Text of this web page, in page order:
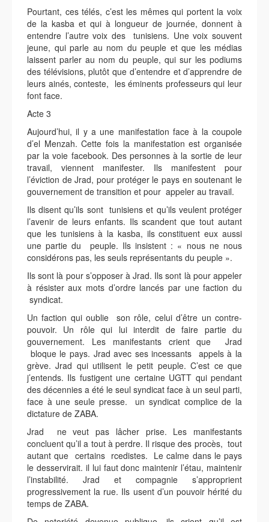
Pourtant, ces télés, c’est les mêmes qui portent la voix
de la kasba et qui à longueur de journée, donnent à
entendre l’autre voix des tunisiens. Une voix souvent
jeune, qui parle au nom du peuple et que les médias
laissent parler au nom du peuple, qui sur les podiums
des télévisions, plutôt que d’entendre et d’apprendre de
leurs ainés, conteste, les éminents professeurs qui leur
font face.
Acte 3
Aujourd’hui, il y a une manifestation face à la coupole
d’el Menzah. Cette fois la manifestation est organisée
par la voie facebook. Des personnes à la sortie de leur
travail, viennent manifester. Ils manifestent pour
l’éviction de Jrad, pour protéger le pays en soutenant le
gouvernement de transition et pour appeler au travail.
Ils disent qu’ils sont tunisiens et qu’ils veulent protéger
l’avenir de leurs enfants. Ils scandent que tout autant
que les tunisiens à la kasba, ils constituent eux aussi
une partie du peuple. Ils insistent : « nous ne nous
considérons pas, les seuls représentants du peuple ».
Ils sont là pour s’opposer à Jrad. Ils sont là pour appeler
à résister aux mots d’ordre lancés par une faction du
syndicat.
Un faction qui oublie son rôle, celui d’être un contre-
pouvoir. Un rôle qui lui interdit de faire partie du
gouvernement. Les manifestants crient que Jrad
bloque le pays. Jrad avec ses incessants appels à la
grève. Jrad qui utilisent le petit peuple. C’est ce que
j’entends. Ils fustigent une certaine UGTT qui pendant
des décennies a été le seul syndicat face à un seul parti,
face à une seule presse. un syndicat complice de la
dictature de ZABA.
Jrad ne veut pas lâcher prise. Les manifestants
concluent qu’il a tout à perdre. Il risque des procès, tout
autant que certains rcedistes. Le calme dans le pays
le desservirait. il lui faut donc maintenir l’étau, maintenir
l’instabilité. Jrad et compagnie s’approprient
progressivement la rue. Ils usent d’un pouvoir hérité du
temps de ZABA.